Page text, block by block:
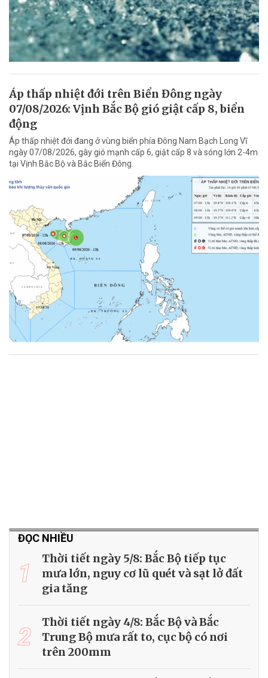
Áp thấp nhiệt đới trên Biển Đông ngày
07/08/2026: Vịnh Bắc Bộ gió giật cấp 8, biển
động
Áp thấp nhiệt đới đang ở vùng biển phía Đông Nam Bạch Long Vĩ
ngày 07/08/2026, gây gió mạnh cấp 6, giật cấp 8 và sóng lớn 2-4m
tại Vịnh Bắc Bộ và Bắc Biển Đông.
ĐỌC NHIỀU
1
Thời tiết ngày 5/8: Bắc Bộ tiếp tục
mưa lớn, nguy cơ lũ quét và sạt lở đất
gia tăng
2
Thời tiết ngày 4/8: Bắc Bộ và Bắc
Trung Bộ mưa rất to, cục bộ có nơi
trên 200mm